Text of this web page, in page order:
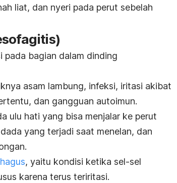
liat, dan nyeri pada perut sebelah
pada bagian dalam dinding
asam lambung, infeksi, iritasi akibat
dan gangguan autoimun.
ulu hati yang bisa menjalar ke perut
yang terjadi saat menelan, dan
, yaitu kondisi ketika sel-sel
karena terus teriritasi.